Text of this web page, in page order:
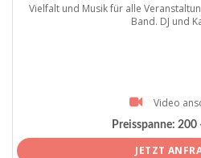
Vielfalt und Musik für alle
Band. DJ und
Video
Preisspanne: 200
JETZT